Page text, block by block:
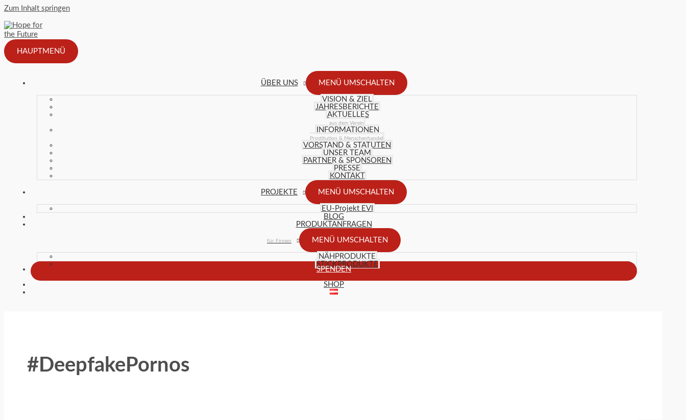
Zum Inhalt springen
HAUPTMENÜ
ÜBER UNS MENÜ UMSCHALTEN
VISION & ZIEL
JAHRESBERICHTE
AKTUELLES
aus dem Verein
INFORMATIONEN
Prostitution & Menschenhandel
VORSTAND & STATUTEN
UNSER TEAM
PARTNER & SPONSOREN
PRESSE
KONTAKT
PROJEKTE MENÜ UMSCHALTEN
EU-Projekt EVI
BLOG
PRODUKTANFRAGEN
für Firmen MENÜ UMSCHALTEN
NÄHPRODUKTE
STICKPRODUKTE
SPENDEN
SHOP
#DeepfakePornos